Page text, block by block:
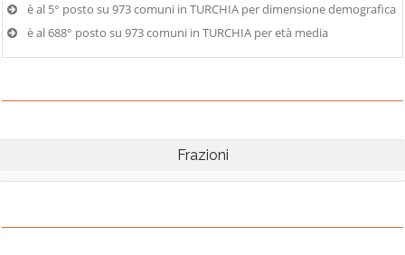
è al 5° posto su 973 comuni in TURCHIA per dimensione demografica
è al 688° posto su 973 comuni in TURCHIA per età media
Frazioni